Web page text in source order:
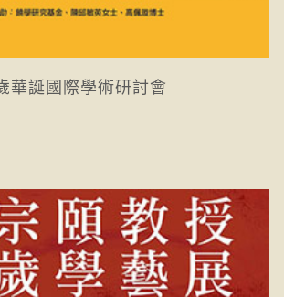
華誕國際學術研討會